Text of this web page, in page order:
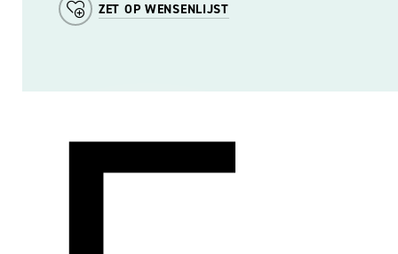
ZET OP WENSENLIJST